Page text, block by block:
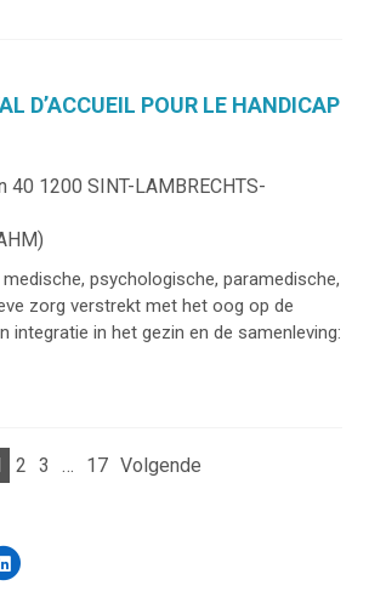
D’ACCUEIL POUR LE HANDICAP
40 1200 SINT-LAMBRECHTS-
medische, psychologische, paramedische,
zorg verstrekt met het oog op de
integratie in het gezin en de samenleving:
2 3 … 17 Volgende